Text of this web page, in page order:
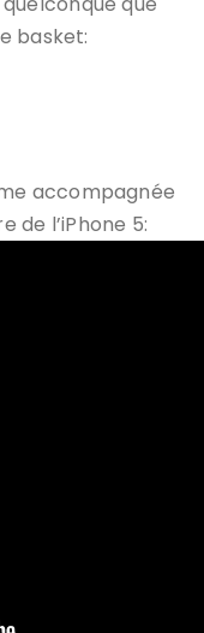
basket:
accompagnée
de l’iPhone 5: